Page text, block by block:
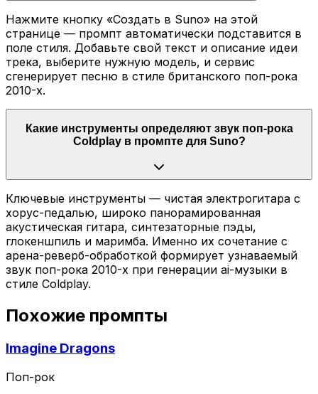
Нажмите кнопку «Создать в Suno» на этой
странице — промпт автоматически подставится в
поле стиля. Добавьте свой текст и описание идеи
трека, выберите нужную модель, и сервис
сгенерирует песню в стиле британского поп-рока
2010-х.
Какие инструменты определяют звук поп-рока
Coldplay в промпте для Suno?
Ключевые инструменты — чистая электрогитара с
хорус-педалью, широко панорамированная
акустическая гитара, синтезаторные пэды,
глокеншпиль и маримба. Именно их сочетание с
арена-реверб-обработкой формирует узнаваемый
звук поп-рока 2010-х при генерации ai-музыки в
стиле Coldplay.
Похожие промпты
Imagine Dragons
Поп-рок